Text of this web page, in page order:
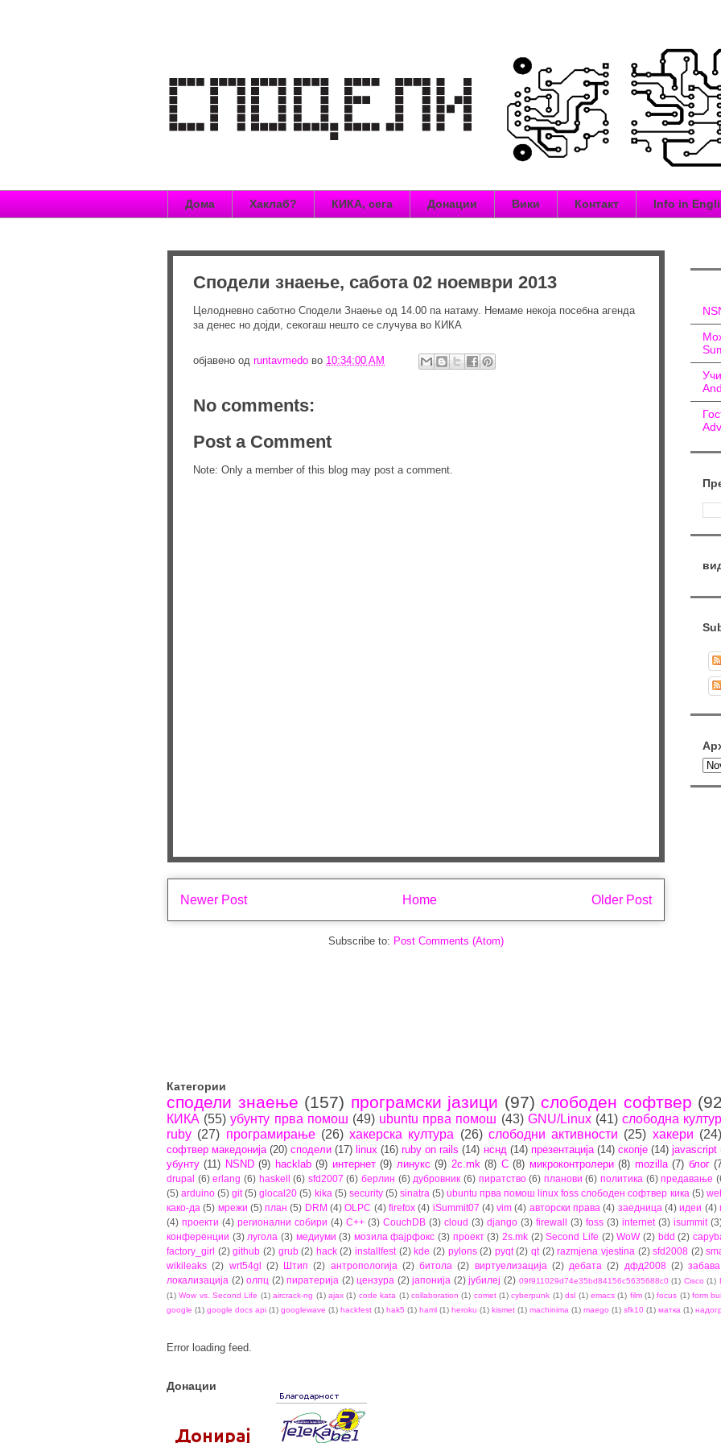
Дома Хаклаб? КИКА, сега Донации Вики Контакт Info in
Сподели знаење, сабота 02 ноември 2013
Целодневно саботно Сподели Знаење од 14.00 па натаму. Немаме некоја посебна агенда
за денес но дојди, секогаш нешто се случува во КИКА
објавено од runtavmedo во 10:34:00 AM
No comments:
Post a Comment
Note: Only a member of this blog may post a comment.
Newer Post Older Post
Home
Subscribe to: Post Comments (Atom)
Категории
сподели знаење (157) програмски јазици (97) слободен софтвер
КИКА (55) убунту прва помош (49) ubuntu прва помош (43) GNU/Linux (41) слободна
ruby (27) програмирање (26) хакерска култура (26) слободни активности (25) хакери (24)
софтвер македонија (20) сподели (17) linux (16) ruby on rails (14) нснд (14) презентација (14) скопје (14) javascript
убунту (11) NSND (9) hacklab (9) интернет (9) линукс (9) 2c.mk (8) C (8) микроконтролери (8) mozilla (7) блог
drupal (6) erlang (6) haskell (6) sfd2007 (6) берлин (6) дубровник (6) пиратство (6) планови (6) политика (6) предавање
(5) arduino (5) git (5) glocal20 (5) kika (5) security (5) sinatra (5) ubuntu прва помош linux foss слободен софтвер кика (5)
како-да (5) мрежи (5) план (5) DRM (4) OLPC (4) firefox (4) iSummit07 (4) vim (4) авторски права (4) заедница (4) идеи (4)
(4) проекти (4) регионални собири (4) C++ (3) CouchDB (3) cloud (3) django (3) firewall (3) foss (3) internet (3) isummit
конференции (3) лугола (3) медиуми (3) мозила фајрфокс (3) проект (3) 2s.mk (2) Second Life (2) WoW (2) bdd (2)
factory_girl (2) github (2) grub (2) hack (2) installfest (2) kde (2) pylons (2) pyqt (2) qt (2) razmjena vjestina (2) sfd2008 (2)
wikileaks (2) wrt54gl (2) Штип (2) антропологија (2) битола (2) виртуелизација (2) дебата (2) дфд2008 (2) забава
локализација (2) олпц (2) пиратерија (2) цензура (2) јапонија (2) јубилеј (2) 09f911029d74e35bd84156c5635688c0 (1) Cisco (1)
(1) Wow vs. Second Life (1) aircrack-ng (1) ajax (1) code kata (1) collaboration (1) comet (1) cyberpunk (1) dsl (1) emacs (1) film (1) focus (1) form
google (1) google docs api (1) googlewave (1) hackfest (1) hak5 (1) haml (1) heroku (1) kismet (1) machinima (1) maego (1) sfk10 (1) матка (1)
Error loading feed.
Донации